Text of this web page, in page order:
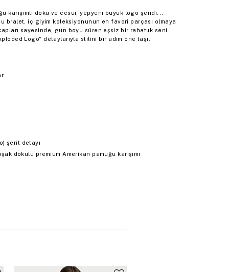
karışımlı doku ve cesur, yepyeni büyük logo şeridi...
bralet, iç giyim koleksiyonunun en favori parçası olmaya
sayesinde, gün boyu süren eşsiz bir rahatlık seni
Logo" detaylarıyla stilini bir adım öne taşı.
şerit detayı
dokulu premium Amerikan pamuğu karışımı